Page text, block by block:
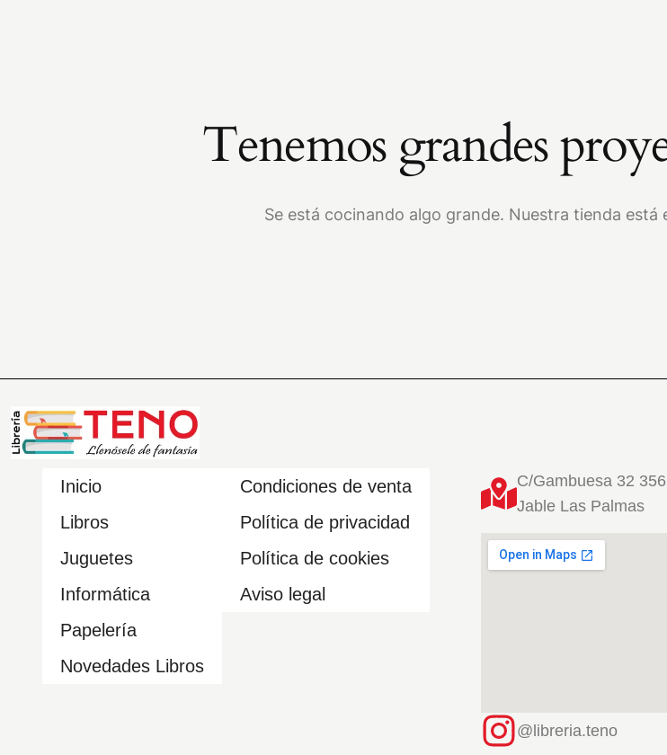
Tenemos grandes
Se está cocinando algo grande. Nuestra tienda
Inicio
Libros
Juguetes
Informática
Papelería
Novedades Libros
Condiciones de venta
Política de privacidad
Política de cookies
Aviso legal
C/Gambuesa 32
Jable Las Palmas
@libreria.teno